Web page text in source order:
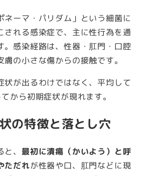
ネーマ・パリダム」という細菌に
される感染症で、主に性行為を通
。感染経路は、性器・肛門・口腔
膚の小さな傷からの接触です。
状が出るわけではなく、平均して
から初期症状が現れます。
の特徴と落とし穴
、 最初に潰瘍（かいよう）と呼
ただれが性器や口、肛門などに現